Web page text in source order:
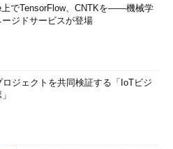
運用管理に関する製品／サービ
する特集。
上でTensorFlow、CNTKを――機械学
ジドサービスが登場
ジェクトを共同検証する「IoTビジ